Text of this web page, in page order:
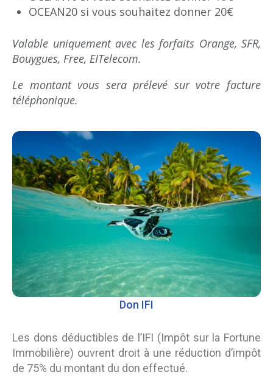
OCEAN20 si vous souhaitez donner 20€
Valable uniquement avec les forfaits Orange, SFR,
Bouygues, Free, EITelecom.
Le montant vous sera prélevé sur votre facture
téléphonique.
Don IFI
Les dons déductibles de l’IFI (Impôt sur la Fortune
Immobilière) ouvrent droit à une réduction d’impôt
de 75% du montant du don effectué.